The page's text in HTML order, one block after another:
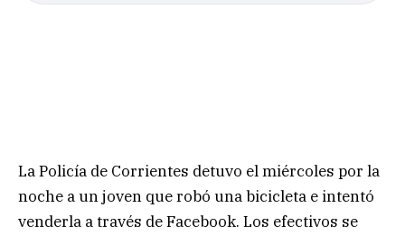
La Policía de Corrientes detuvo el miércoles por la
noche a un joven que robó una bicicleta e intentó
venderla a través de Facebook. Los efectivos se